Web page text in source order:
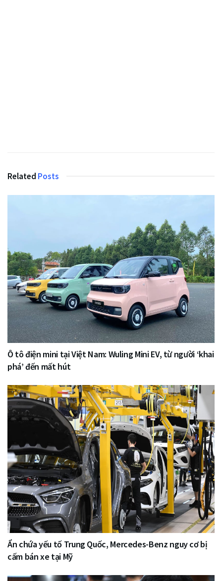
Related Posts
Ô tô điện mini tại Việt Nam: Wuling Mini EV, từ người ‘khai
phá’ đến mất hút
Ẩn chứa yếu tố Trung Quốc, Mercedes-Benz nguy cơ bị
cấm bán xe tại Mỹ